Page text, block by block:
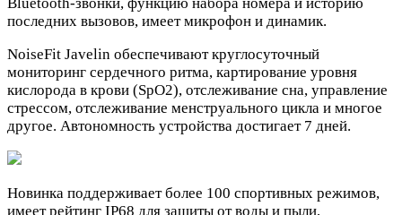
последних вызовов, имеет микрофон и динамик.
NoiseFit Javelin обеспечивают круглосуточный
мониторинг сердечного ритма, картирование уровня
кислорода в крови (SpO2), отслеживание сна, управление
стрессом, отслеживание менструального цикла и многое
другое. Автономность устройства достигает 7 дней.
Новинка поддерживает более 100 спортивных режимов,
имеет рейтинг IP68 для защиты от воды и пыли,